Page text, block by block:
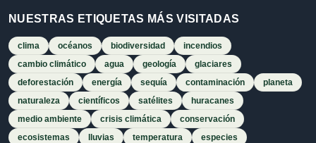
NUESTRAS ETIQUETAS MÁS VISITADAS
clima océanos biodiversidad
incendios
cambio climático
agua geología
glaciares
deforestación
energía sequía contaminación
planeta
naturaleza
científicos satélites
huracanes
medio ambiente
crisis climática
conservación
ecosistemas
lluvias temperatura especies